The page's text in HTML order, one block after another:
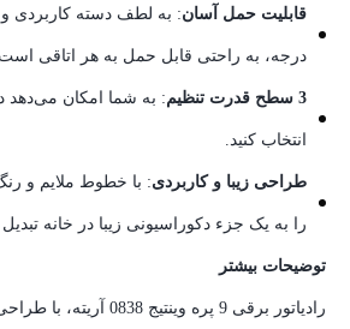
قابلیت حمل آسان
درجه، به راحتی قابل حمل به هر اتاقی است.
3 سطح قدرت تنظیم : به شما امکان می‌دهد
انتخاب کنید.
طراحی زیبا و کاربردی: با خطوط ملایم و
را به یک جزء دکوراسیونی زیبا در خانه
توضیحات بیشتر
رادیاتور برقی 9 پره